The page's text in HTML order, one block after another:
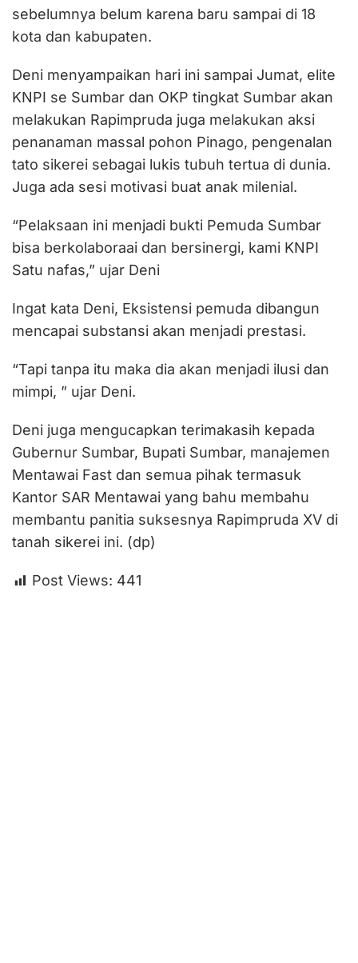
sebelumnya belum karena baru sampai di 18
kota dan kabupaten.
Deni menyampaikan hari ini sampai Jumat, elite
KNPI se Sumbar dan OKP tingkat Sumbar akan
melakukan Rapimpruda juga melakukan aksi
penanaman massal pohon Pinago, pengenalan
tato sikerei sebagai lukis tubuh tertua di dunia.
Juga ada sesi motivasi buat anak milenial.
“Pelaksaan ini menjadi bukti Pemuda Sumbar
bisa berkolaboraai dan bersinergi, kami KNPI
Satu nafas,” ujar Deni
Ingat kata Deni, Eksistensi pemuda dibangun
mencapai substansi akan menjadi prestasi.
“Tapi tanpa itu maka dia akan menjadi ilusi dan
mimpi, ” ujar Deni.
Deni juga mengucapkan terimakasih kepada
Gubernur Sumbar, Bupati Sumbar, manajemen
Mentawai Fast dan semua pihak termasuk
Kantor SAR Mentawai yang bahu membahu
membantu panitia suksesnya Rapimpruda XV di
tanah sikerei ini. (dp)
Post Views: 441